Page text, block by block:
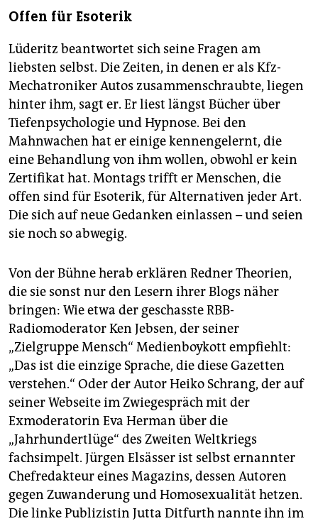
Offen für Esoterik
Lüderitz beantwortet sich seine Fragen am
liebsten selbst. Die Zeiten, in denen er als Kfz-
Mechatroniker Autos zusammenschraubte, liegen
hinter ihm, sagt er. Er liest längst Bücher über
Tiefenpsychologie und Hypnose. Bei den
Mahnwachen hat er einige kennengelernt, die
eine Behandlung von ihm wollen, obwohl er kein
Zertifikat hat. Montags trifft er Menschen, die
offen sind für Esoterik, für Alternativen jeder Art.
Die sich auf neue Gedanken einlassen – und seien
sie noch so abwegig.
Von der Bühne herab erklären Redner Theorien,
die sie sonst nur den Lesern ihrer Blogs näher
bringen: Wie etwa der geschasste RBB-
Radiomoderator Ken Jebsen, der seiner
„Zielgruppe Mensch“ Medienboykott empfiehlt:
„Das ist die einzige Sprache, die diese Gazetten
verstehen.“ Oder der Autor Heiko Schrang, der auf
seiner Webseite im Zwiegespräch mit der
Exmoderatorin Eva Herman über die
„Jahrhundertlüge“ des Zweiten Weltkriegs
fachsimpelt. Jürgen Elsässer ist selbst ernannter
Chefredakteur eines Magazins, dessen Autoren
gegen Zuwanderung und Homosexualität hetzen.
Die linke Publizistin Jutta Ditfurth nannte ihn im